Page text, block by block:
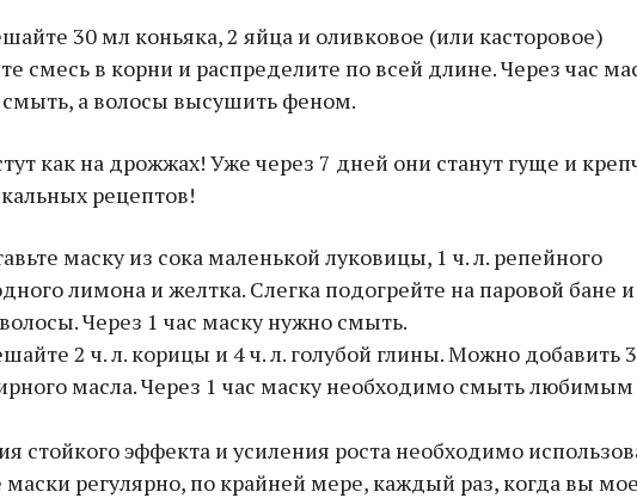
30 мл коньяка, 2 яйца и оливковое (или касторовое)
смесь в корни и распределите по всей длине. Через час
а волосы высушить феном.
маску из сока маленькой луковицы, 1 ч. л. репейного
лимона и желтка. Слегка подогрейте на паровой бане и
Через 1 час маску нужно смыть.
2 ч. л. корицы и 4 ч. л. голубой глины. Можно добавить
масла. Через 1 час маску необходимо смыть любимым
стойкого эффекта и усиления роста необходимо
маски регулярно, по крайней мере, каждый раз, когда вы